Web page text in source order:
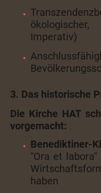
Imperativ)
3. Das historische
Die Kirche HAT
vorgemacht:
Benediktiner-
"Ora et
haben